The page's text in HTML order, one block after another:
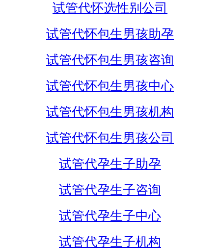
试管代怀选性别公司
试管代怀包生男孩助孕
试管代怀包生男孩咨询
试管代怀包生男孩中心
试管代怀包生男孩机构
试管代怀包生男孩公司
试管代孕生子助孕
试管代孕生子咨询
试管代孕生子中心
试管代孕生子机构